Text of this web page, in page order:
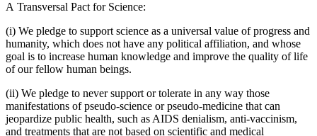
A Transversal Pact for Science:
(i) We pledge to support science as a universal value of progress and
humanity, which does not have any political affiliation, and whose
goal is to increase human knowledge and improve the quality of life
of our fellow human beings.
(ii) We pledge to never support or tolerate in any way those
manifestations of pseudo-science or pseudo-medicine that can
jeopardize public health, such as AIDS denialism, anti-vaccinism,
and treatments that are not based on scientific and medical